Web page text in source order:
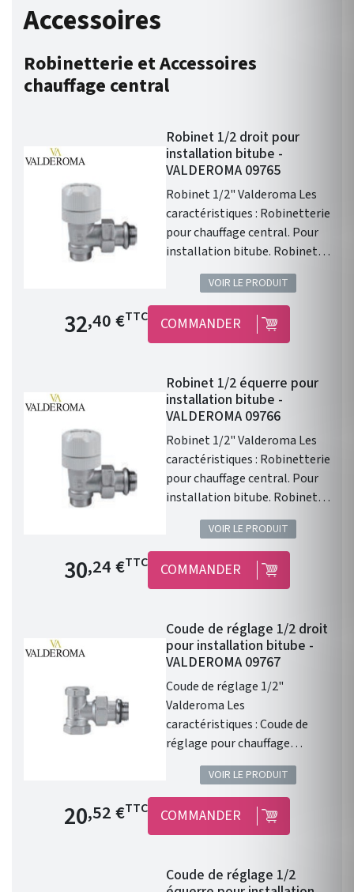
Accessoires
Robinetterie et Accessoires
chauffage central
Robinet 1/2 droit pour
installation bitube -
VALDEROMA 09765
Robinet 1/2" Valderoma Les
caractéristiques : Robinetterie
pour chauffage central. Pour
installation bitube. Robinet
chauffage central Valderoma.
VOIR LE PRODUIT
Prix de base
32,40 €TTC COMMANDER
Robinet 1/2 équerre pour
installation bitube -
VALDEROMA 09766
Robinet 1/2" Valderoma Les
caractéristiques : Robinetterie
pour chauffage central. Pour
installation bitube. Robinet
1/2" équerre . Compatible avec
le chauffage central
Valderoma.
VOIR LE PRODUIT
Prix de base
30,24 €TTC COMMANDER
Coude de réglage 1/2 droit
pour installation bitube -
VALDEROMA 09767
Coude de réglage 1/2"
Valderoma Les
caractéristiques : Coude de
réglage pour chauffage
central. Pour installation
bitube . Coude de réglage 1/2"
droit . Compatible avec le
chauffage central Valderoma.
VOIR LE PRODUIT
Prix de base
20,52 €TTC COMMANDER
Coude de réglage 1/2